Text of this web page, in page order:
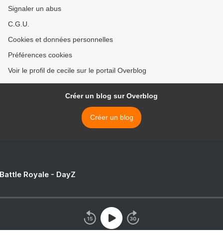
Signaler un abus
C.G.U.
Cookies et données personnelles
Préférences cookies
Voir le profil de cecile sur le portail Overblog
Créer un blog sur Overblog
Créer un blog
Royale - DayZ